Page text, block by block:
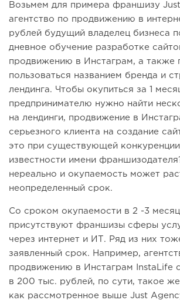
Возьмем для примера франшизу
агентство по продвижению в
рублей будущий владелец бизнеса
дневное обучение разработке
продвижению в Инстаграм, а также
пользоваться названием бренда и
лендинга. Чтобы окупиться за 1
предпринимателю нужно найти
на лендинги, продвижение в
серьезного клиента на создание
это при существующей
известности имени
нереально и окупаемость может
неопределенный срок.
Со сроком окупаемости в 2 -3
присутствуют франшизы сферы
через интернет и ИТ. Ряд из них
заявленный срок. Например,
продвижению в Инстаграм InstaLife
в 200 тыс. рублей, по сути, такое
как рассмотренное выше Just